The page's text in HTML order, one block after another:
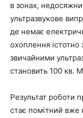
в зонах,
ультразвукове
де немає
охоплення істотно
звичайними
становить 100 кв.
Результат роботи
стає помітний